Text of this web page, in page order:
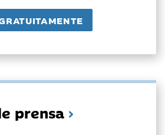
prensa